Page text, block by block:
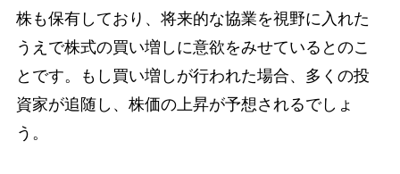
株も保有しており、将来的な協業を視野に入れた
うえで株式の買い増しに意欲をみせているとのこ
とです。もし買い増しが行われた場合、多くの投
資家が追随し、株価の上昇が予想されるでしょ
う。